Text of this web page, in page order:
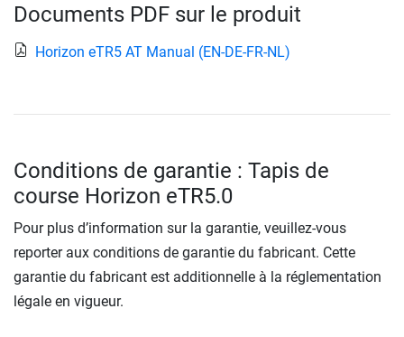
Documents PDF sur le produit
Horizon eTR5 AT Manual (EN-DE-FR-NL)
Conditions de garantie : Tapis de
course Horizon eTR5.0
Pour plus d’information sur la garantie, veuillez-vous
reporter aux conditions de garantie du fabricant. Cette
garantie du fabricant est additionnelle à la réglementation
légale en vigueur.